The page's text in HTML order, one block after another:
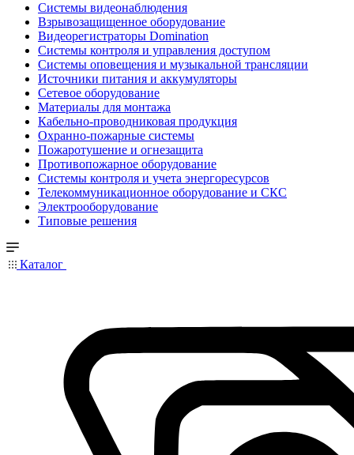
Системы видеонаблюдения
Взрывозащищенное оборудование
Видеорегистраторы Domination
Системы контроля и управления доступом
Системы оповещения и музыкальной трансляции
Источники питания и аккумуляторы
Сетевое оборудование
Материалы для монтажа
Кабельно-проводниковая продукция
Охранно-пожарные системы
Пожаротушение и огнезащита
Противопожарное оборудование
Системы контроля и учета энергоресурсов
Телекоммуникационное оборудование и СКС
Электрооборудование
Типовые решения
Каталог